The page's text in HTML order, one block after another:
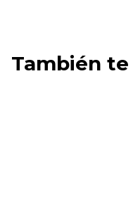
También